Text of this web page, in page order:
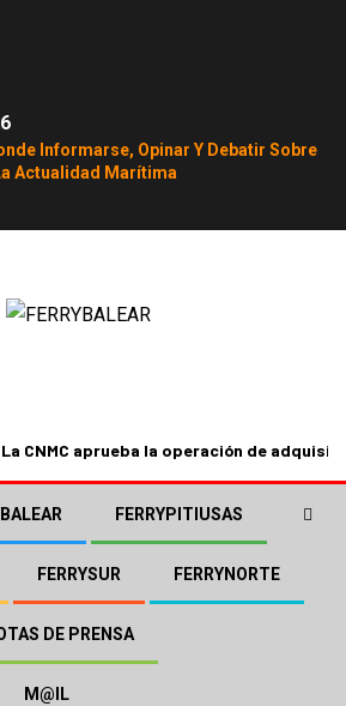
Informarse, Opinar Y Debatir Sobre
Actualidad Marítima
La CNMC aprueba la operación de
FERRYPITIUSAS
FERRYSUR FERRYNORTE
DE PRENSA
M@IL
Express